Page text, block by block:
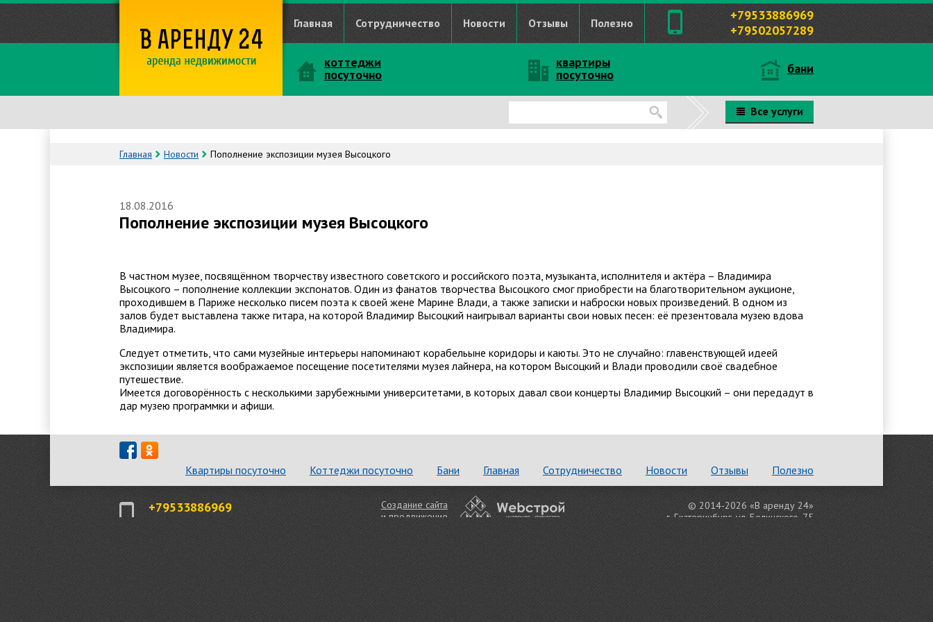
Главная Сотрудничество Новости Отзывы Полезно
+79533886969
+79502057289
коттеджи
посуточно
квартиры
посуточно бани
Все услуги
Главная Новости Пополнение экспозиции музея Высоцкого
18.08.2016
Пополнение экспозиции музея Высоцкого
В частном музее, посвящённом творчеству известного советского и российского поэта, музыканта, исполнителя и актёра – Владимира
Высоцкого – пополнение коллекции экспонатов. Один из фанатов творчества Высоцкого смог приобрести на благотворительном аукционе,
проходившем в Париже несколько писем поэта к своей жене Марине Влади, а также записки и наброски новых произведений. В одном из
залов будет выставлена также гитара, на которой Владимир Высоцкий наигрывал варианты свои новых песен: её презентовала музею вдова
Владимира.
Следует отметить, что сами музейные интерьеры напоминают корабельыне коридоры и каюты. Это не случайно: главенствующей идеей
экспозиции является воображаемое посещение посетителями музея лайнера, на котором Высоцкий и Влади проводили своё свадебное
путешествие.
Имеется договорённость с несколькими зарубежными университетами, в которых давал свои концерты Владимир Высоцкий – они передадут в
дар музею программки и афиши.
Квартиры посуточно Коттеджи посуточно Бани Главная Сотрудничество Новости Отзывы Полезно
+79533886969
© 2014-2026 «В аренду 24»
г. Екатеринбург, ул. Белинского, 75
Создание сайта
и продвижение